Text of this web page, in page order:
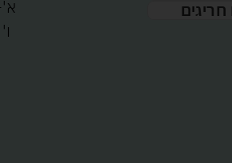
חריגים
א'-ה':